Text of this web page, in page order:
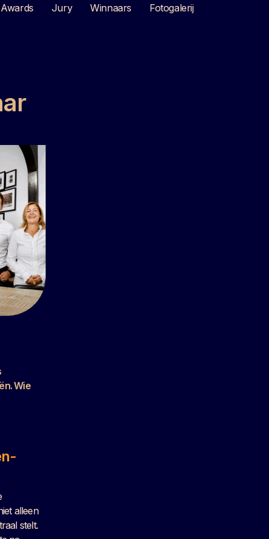
Awards Jury Winnaars Fotogalerij
Wie
alleen
stelt.